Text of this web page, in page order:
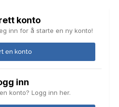
konto
inn for å starte en ny konto!
en konto
inn
konto? Logg inn her.